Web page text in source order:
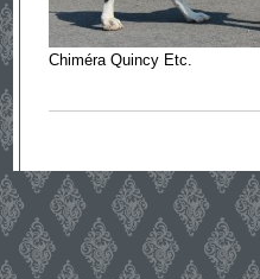
Chiméra Quincy Etc.